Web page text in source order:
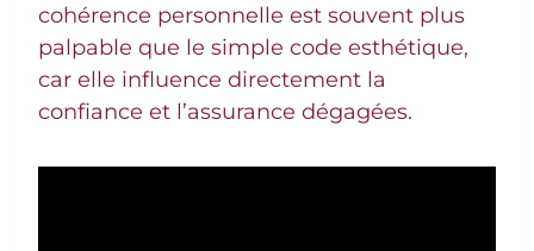
cohérence personnelle est souvent plus
palpable que le simple code esthétique,
car elle influence directement la
confiance et l’assurance dégagées.